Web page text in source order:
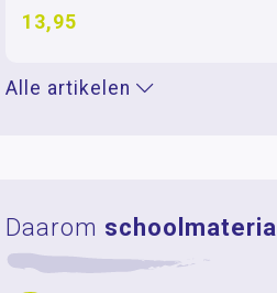
13,95
Alle artikelen
Daarom